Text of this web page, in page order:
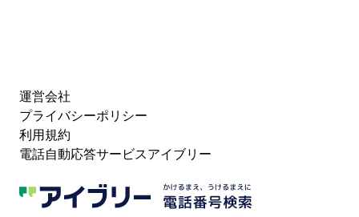
運営会社
プライバシーポリシー
利用規約
電話自動応答サービスアイブリー